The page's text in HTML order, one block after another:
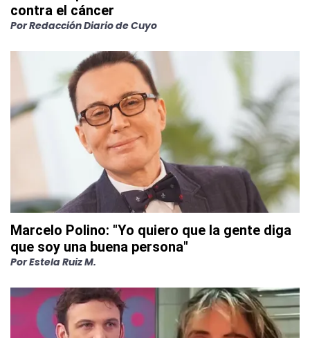
contra el cáncer
PorRedacción Diario de Cuyo
Marcelo Polino: "Yo quiero que la gente diga
que soy una buena persona"
PorEstela Ruiz M.